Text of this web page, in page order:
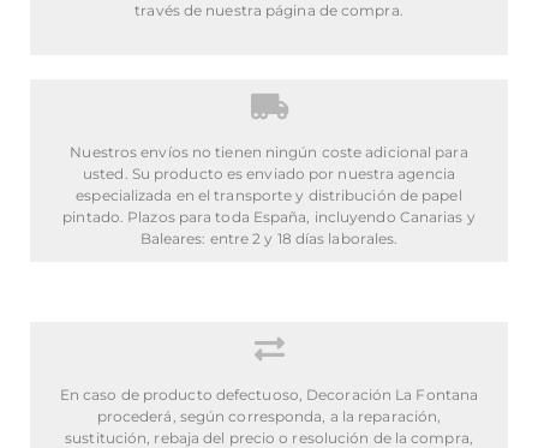
través de nuestra página de compra.
Nuestros envíos no tienen ningún coste adicional para
usted. Su producto es enviado por nuestra agencia
especializada en el transporte y distribución de papel
pintado. Plazos para toda España, incluyendo Canarias y
Baleares: entre 2 y 18 días laborales.
En caso de producto defectuoso, Decoración La Fontana
procederá, según corresponda, a la reparación,
sustitución, rebaja del precio o resolución de la compra,